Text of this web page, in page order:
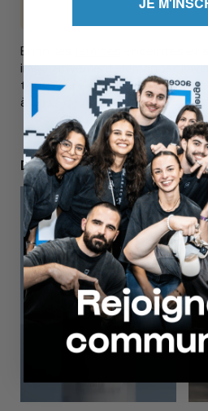
Enfin, les
impérativement demander
toute cure, comme pour tout
à base de plante.
Découvrir aussi